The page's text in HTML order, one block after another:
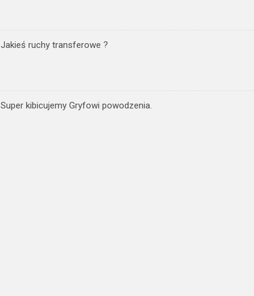
Jakieś ruchy transferowe ?
Super kibicujemy Gryfowi powodzenia.